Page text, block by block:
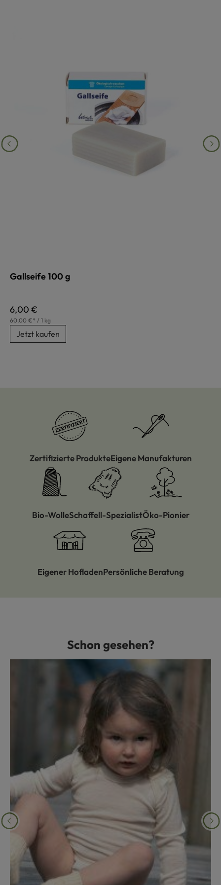
Gallseife 100 g
Regulärer Preis:
6,00 €
60,00 €* / 1 kg
Jetzt kaufen
Zertifizierte ProdukteEigene Manufakturen
Bio-WolleSchaffell-SpezialistÖko-Pionier
Eigener HofladenPersönliche Beratung
Produktgalerie überspringenSchon gesehen?